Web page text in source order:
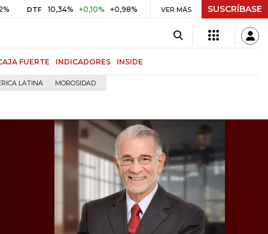
10,34% +0,10% +0,98% UVR $ 416,86 +$ 0,05 +0,01%
VER MÁS SUSCRÍBASE
FUERTE INDICADORES INSIDE
LATINA MOROSIDAD